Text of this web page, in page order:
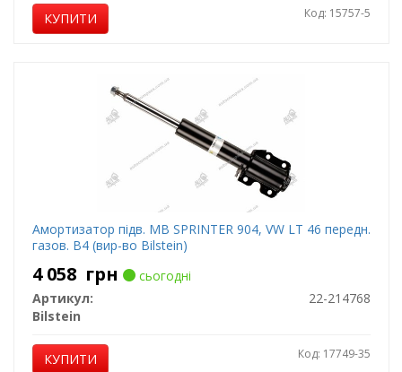
КУПИТИ Код: 15757-5
Амортизатор підв. MB SPRINTER 904, VW LT 46 передн.
газов. B4 (вир-во Bilstein)
4 058 грн
сьогодні
Артикул:
22-214768
Bilstein
КУПИТИ Код: 17749-35